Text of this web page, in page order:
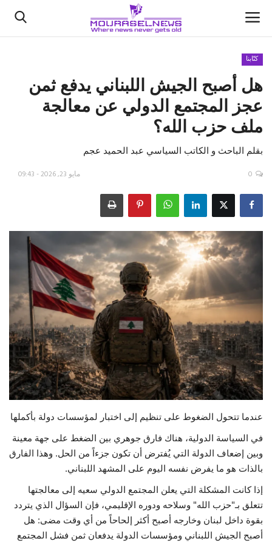
الأخبار
كتّابنا
السعودية
اقتصاد
علوم وتكنولوجيا
فيديو
حياة
كتّابنا
هل أصبح الجيش اللبناني يدفع ثمن
عجز المجتمع الدولي عن معالجة
ملف حزب الله؟
بقلم الباحث و الكاتب السياسي عبد الحميد عجم
مايو 23, 2026 - 09:43 0
عندما تتحول الضغوط على تنظيم إلى اختبار لمؤسسات دولة بأكملها
في السياسة الدولية، هناك فارق جوهري بين الضغط على جهة معينة
وبين إضعاف الدولة التي يُفترض أن تكون جزءاً من الحل. وهذا الفارق
بالذات هو ما يفرض نفسه اليوم على المشهد اللبناني.
إذا كانت المشكلة التي يعلن المجتمع الدولي سعيه إلى معالجتها
تتعلق بـ"حزب الله" وسلاحه ودوره الإقليمي، فإن السؤال الذي يتردد
بقوة داخل لبنان وخارجه أصبح أكثر إلحاحاً من أي وقت مضى: هل
أصبح الجيش اللبناني ومؤسسات الدولة يدفعان ثمن فشل المجتمع